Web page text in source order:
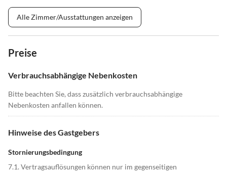
Alle Zimmer/Ausstattungen anzeigen
Preise
Verbrauchsabhängige Nebenkosten
Bitte beachten Sie, dass zusätzlich verbrauchsabhängige
Nebenkosten anfallen können.
Hinweise des Gastgebers
Stornierungsbedingung
7.1. Vertragsauflösungen können nur im gegenseitigen